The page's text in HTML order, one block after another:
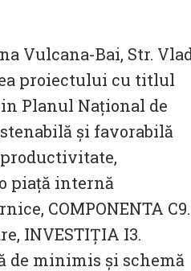
Vulcana-Bai, Str.
proiectului cu titlul
Planul Național de
și favorabilă
piață internă
COMPONENTA C9.
INVESTIȚIA I3.
de minimis și schemă